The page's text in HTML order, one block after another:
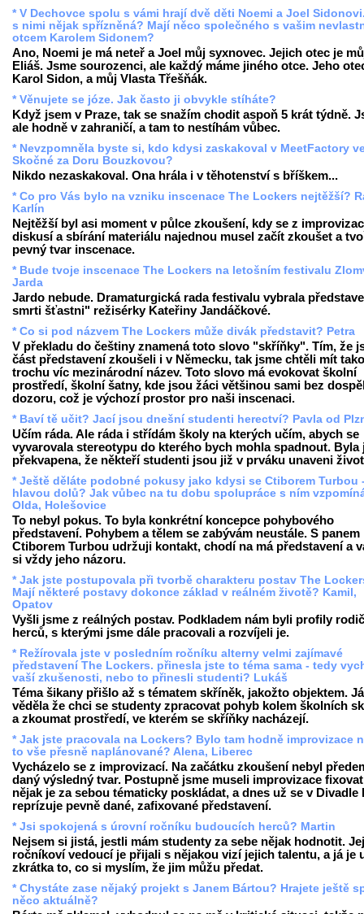
* V Dechovce spolu s vámi hrají dvě děti Noemi a Joel
s nimi nějak spřízněná? Mají něco společného s vašim
otcem Karolem Sidonem?
Ano, Noemi je má neteř a Joel můj syxnovec. Jejich otec je
Eliáš. Jsme sourozenci, ale každý máme jiného otce. Jeho
Karol Sidon, a můj Vlasta Třešňák.
* Věnujete se józe. Jak často ji obvykle stíháte?
Když jsem v Praze, tak se snažím chodit aspoň 5 krát týdně.
ale hodně v zahraničí, a tam to nestíhám vůbec.
* Nevzpomněla byste si, kdo kdysi zaskakoval v MeetFactory
Skočné za Doru Bouzkovou?
Nikdo nezaskakoval. Ona hrála i v těhotenství s bříškem...
* Co pro Vás bylo na vzniku inscenace The Lockers nejtěžší?
Karlín
Nejtěžší byl asi moment v půlce zkoušení, kdy se z
diskusí a sbírání materiálu najednou musel začít zkoušet a
pevný tvar inscenace.
* Bude tvoje inscenace The Lockers na letošním festivalu
Jarda
Jardo nebude. Dramaturgická rada festivalu vybrala
smrti šťastni" režisérky Kateřiny Jandáčkové.
* Co si pod názvem The Lockers může divák představit? Petra
V překladu do češtiny znamená toto slovo "skříňky". Tím, že
část představení zkoušeli i v Německu, tak jsme chtěli mít
trochu víc mezinárodní název. Toto slovo má evokovat školní
prostředí, školní šatny, kde jsou žáci většinou sami bez
dozoru, což je výchozí prostor pro naši inscenaci.
* Baví tě učit? Jací jsou dnešní studenti herectví? Pavla od
Učím ráda. Ale ráda i střídám školy na kterých učím, abych se
vyvarovala stereotypu do kterého bych mohla spadnout. Byla
překvapena, že někteří studenti jsou již v prváku unaveni
* Ještě děláte podobné pokusy jako kdysi se Ctiborem Turbou
hlavou dolů? Jak vůbec na tu dobu spolupráce s ním
Olda, Holešovice
To nebyl pokus. To byla konkrétní koncepce pohybového
představení. Pohybem a tělem se zabývám neustále. S panem
Ctiborem Turbou udržuji kontakt, chodí na má představení a
si vždy jeho názoru.
* Jak jste postupovala při tvorbě charakteru postav The
Mají některé postavy dokonce základ v reálném životě? Kamil,
Opatov
Vyšli jsme z reálných postav. Podkladem nám byli profily
herců, s kterými jsme dále pracovali a rozvíjeli je.
* Režírovala jste v posledním ročníku alterny velmi zajímavé
představení The Lockers. přinesla jste to téma sama - tedy
vaší zkušenosti, nebo to přinesli studenti? Lukáš
Téma šikany přišlo až s tématem skříněk, jakožto objektem.
věděla že chci se studenty zpracovat pohyb kolem školních
a zkoumat prostředí, ve kterém se skříňky nacházejí.
* Jak jste pracovala na Lockers? Bylo tam hodně improvizace
to vše přesně naplánované? Alena, Liberec
Vycházelo se z improvizací. Na začátku zkoušení nebyl
daný výsledný tvar. Postupně jsme museli improvizace
nějak je za sebou tématicky poskládat, a dnes už se v Divadle
reprízuje pevně dané, zafixované představení.
* Jsi spokojená s úrovní ročníku budoucích herců? Martin
Nejsem si jistá, jestli mám studenty za sebe nějak hodnotit.
ročníkoví vedoucí je přijali s nějakou vizí jejich talentu, a já je
zkrátka to, co si myslím, že jim můžu předat.
* Chystáte zase nějaký projekt s Janem Bártou? Hrajete ještě
něco aktuálně?